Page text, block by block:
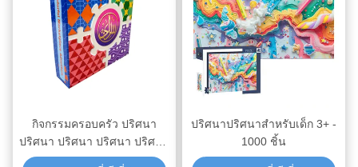
กิจกรรมครอบครัว ปริศนา
ปริศนา ปริศนา ปริศนา ปริศนา
ปริศนา
ปริศนาปริศนาสําหรับเด็ก 3+ -
1000 ชิ้น